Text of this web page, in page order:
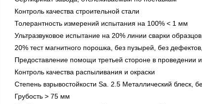
Контроль качества строительной стали
Толерантность измерений испытания на 100% < 1 мм
Ультразвуковое испытание на 20% линии сварки
20% тест магнитного порошка, без пузырей, без
Предоставление помощи третьей стороне в проведении
Контроль качества распыливания и окраски
Степень взрывостойкости Sa. 2.5 Металлический блеск,
Грубость > 75 мм